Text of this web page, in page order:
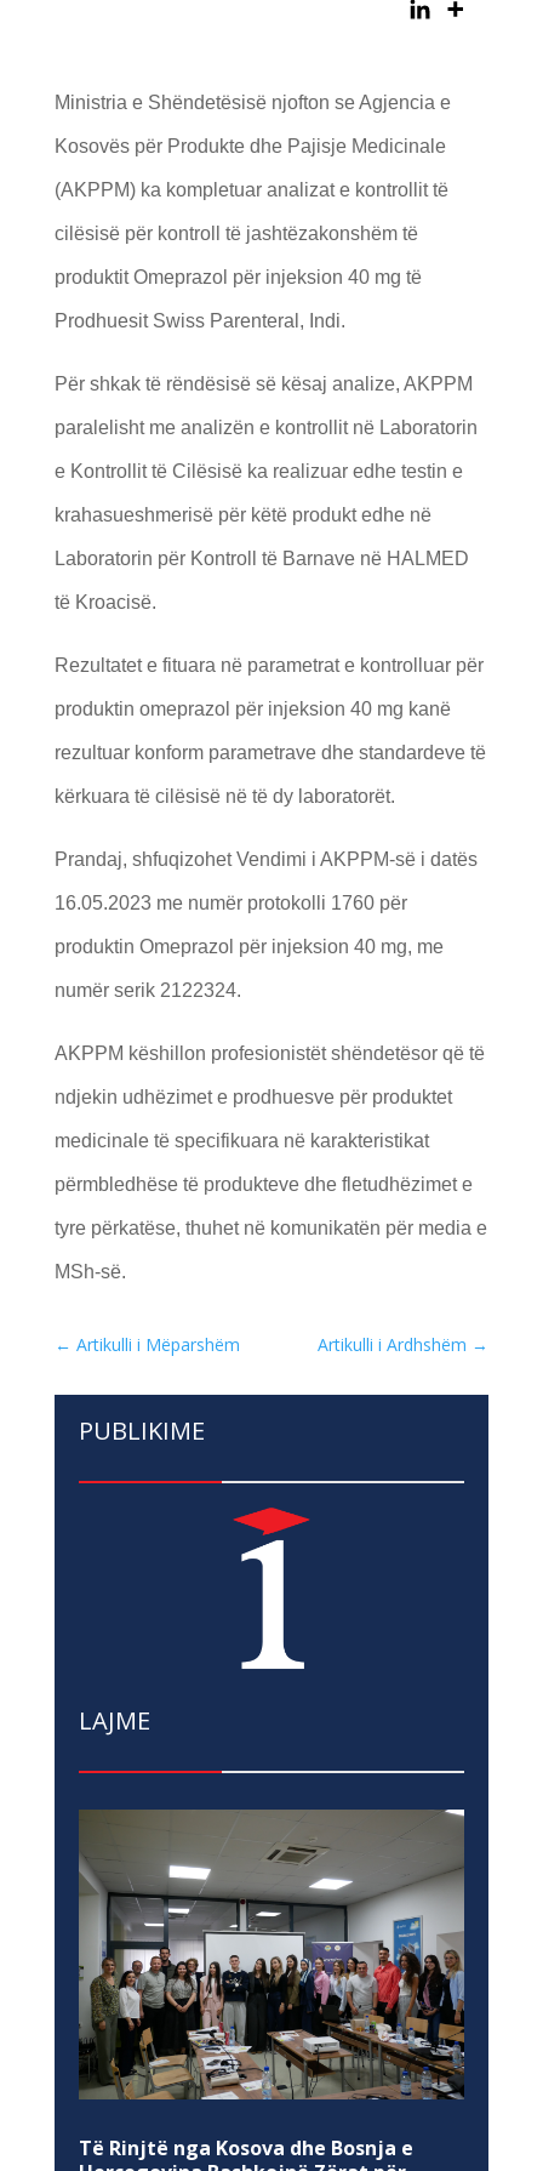
Ministria e Shëndetësisë njofton se Agjencia e
Kosovës për Produkte dhe Pajisje Medicinale
(AKPPM) ka kompletuar analizat e kontrollit të
cilësisë për kontroll të jashtëzakonshëm të
produktit Omeprazol për injeksion 40 mg të
Prodhuesit Swiss Parenteral, Indi.
Për shkak të rëndësisë së kësaj analize, AKPPM
paralelisht me analizën e kontrollit në Laboratorin
e Kontrollit të Cilësisë ka realizuar edhe testin e
krahasueshmerisë për këtë produkt edhe në
Laboratorin për Kontroll të Barnave në HALMED
të Kroacisë.
Rezultatet e fituara në parametrat e kontrolluar për
produktin omeprazol për injeksion 40 mg kanë
rezultuar konform parametrave dhe standardeve të
kërkuara të cilësisë në të dy laboratorët.
Prandaj, shfuqizohet Vendimi i AKPPM-së i datës
16.05.2023 me numër protokolli 1760 për
produktin Omeprazol për injeksion 40 mg, me
numër serik 2122324.
AKPPM këshillon profesionistët shëndetësor që të
ndjekin udhëzimet e prodhuesve për produktet
medicinale të specifikuara në karakteristikat
përmbledhëse të produkteve dhe fletudhëzimet e
tyre përkatëse, thuhet në komunikatën për media e
MSh-së.
← Artikulli i Mëparshëm Artikulli i Ardhshëm →
PUBLIKIME
LAJME
Të Rinjtë nga Kosova dhe Bosnja e